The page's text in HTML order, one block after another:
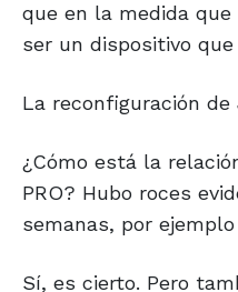
que en la medida
ser un dispositivo que
La reconfiguración de
¿Cómo está la
PRO? Hubo roces
semanas, por
Sí, es cierto. Pero